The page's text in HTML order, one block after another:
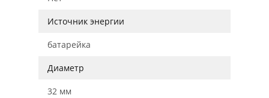
Источник энергии
батарейка
Диаметр
32 мм